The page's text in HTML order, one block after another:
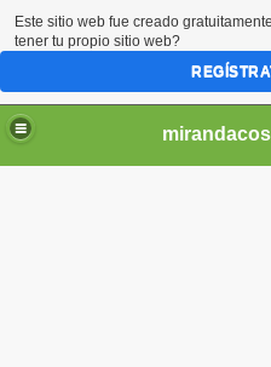
Este sitio web fue creado
tener tu propio sitio web?